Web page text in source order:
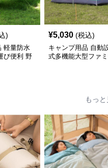
)
軽量防水
び便利 野
¥5,030 (税込)
キャンプ用品 自動
式多機能大型ファミ
もっと